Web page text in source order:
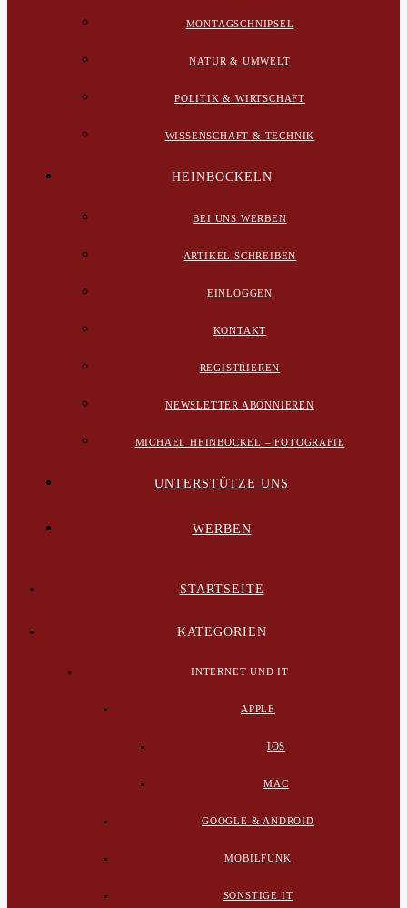
MONTAGSCHNIPSEL
NATUR & UMWELT
POLITIK & WIRTSCHAFT
WISSENSCHAFT & TECHNIK
HEINBOCKELN
BEI UNS WERBEN
ARTIKEL SCHREIBEN
EINLOGGEN
KONTAKT
REGISTRIEREN
NEWSLETTER ABONNIEREN
MICHAEL HEINBOCKEL – FOTOGRAFIE
UNTERSTÜTZE UNS
WERBEN
STARTSEITE
KATEGORIEN
INTERNET UND IT
APPLE
IOS
MAC
GOOGLE & ANDROID
MOBILFUNK
SONSTIGE IT